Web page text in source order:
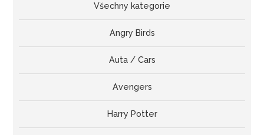
Všechny kategorie
Angry Birds
Auta / Cars
Avengers
Harry Potter